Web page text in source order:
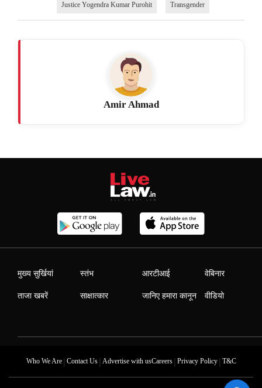
Justice Yogendra Kumar Purohit Transgender
Amir Ahmad
मुख्य सुर्खियां
ताजा खबरें
स्तंभ
साक्षात्कार
आरटीआई
जानिए हमारा कानून
वेबिनार
वीडियो
Who We Are| Contact Us| Advertise with usCareers| Privacy Policy| T&C